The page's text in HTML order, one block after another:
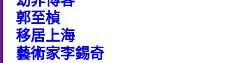
郭至楨
移居上海
藝術家李錫奇